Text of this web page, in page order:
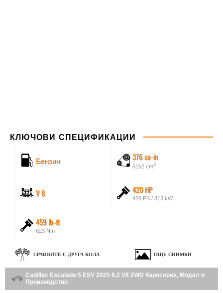
КЛЮЧОВИ СПЕЦИФИКАЦИИ
Бензин 376 cu-in
6162 cm3
V 8 420 HP
426 PS / 313 kW
459 lb-ft
623 Nm
СРАВНИТЕ С ДРУГА КОЛА ОЩЕ СНИМКИ
Cadillac Escalade 5 ESV 2025 6.2 V8 2WD Каросерия, Модел и
Производство